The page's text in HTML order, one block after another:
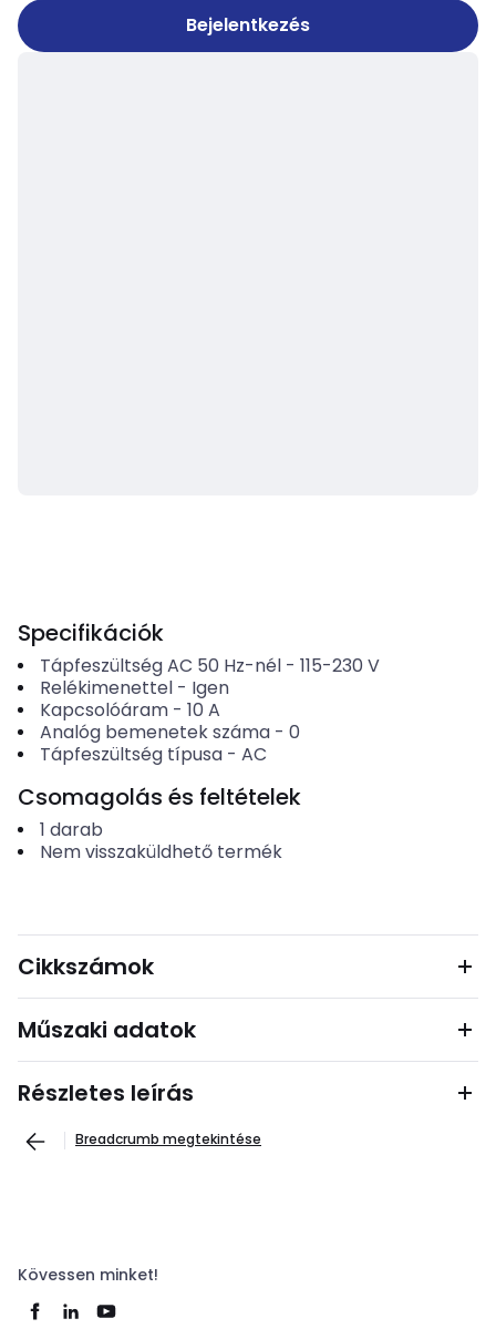
Bejelentkezés
Specifikációk
Tápfeszültség AC 50 Hz-nél- 115-230 V
Relékimenettel- Igen
Kapcsolóáram- 10 A
Analóg bemenetek száma- 0
Tápfeszültség típusa- AC
Csomagolás és feltételek
1 darab
Nem visszaküldhető termék
Cikkszámok
Műszaki adatok
Részletes leírás
Breadcrumb megtekintése
Kövessen minket!